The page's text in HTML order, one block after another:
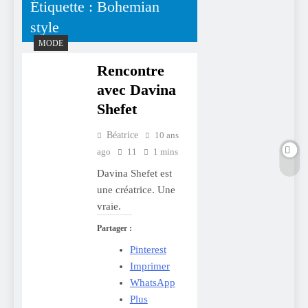
Étiquette : Bohemian
style
MODE
Rencontre
avec Davina
Shefet
Béatrice
10 ans
ago
11 1 mins
Davina Shefet est
une créatrice. Une
vraie.
Partager :
Pinterest
Imprimer
WhatsApp
Plus